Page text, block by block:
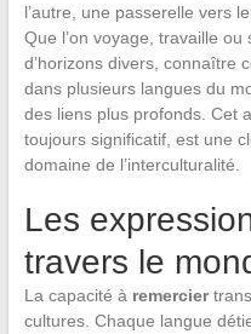
l’autre, une passerelle vers
Que l’on voyage, travaille ou
d’horizons divers, connaître
dans plusieurs langues du
des liens plus profonds. Cet
toujours significatif, est une
domaine de l’interculturalité.
Les
travers le
La capacité à remercier
cultures. Chaque langue